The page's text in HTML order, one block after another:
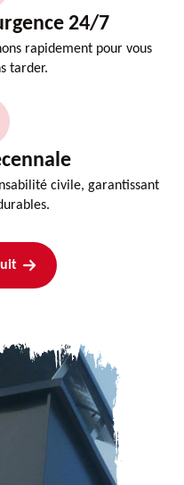
24/7
rapidement pour vous
tarder.
civile, garantissant